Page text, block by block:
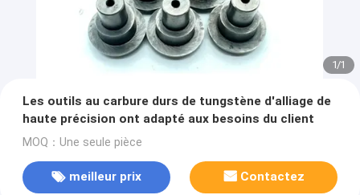
1/1
Les outils au carbure durs de tungstène d'alliage de
haute précision ont adapté aux besoins du client
MOQ：Une seule pièce
meilleur prix Contactez